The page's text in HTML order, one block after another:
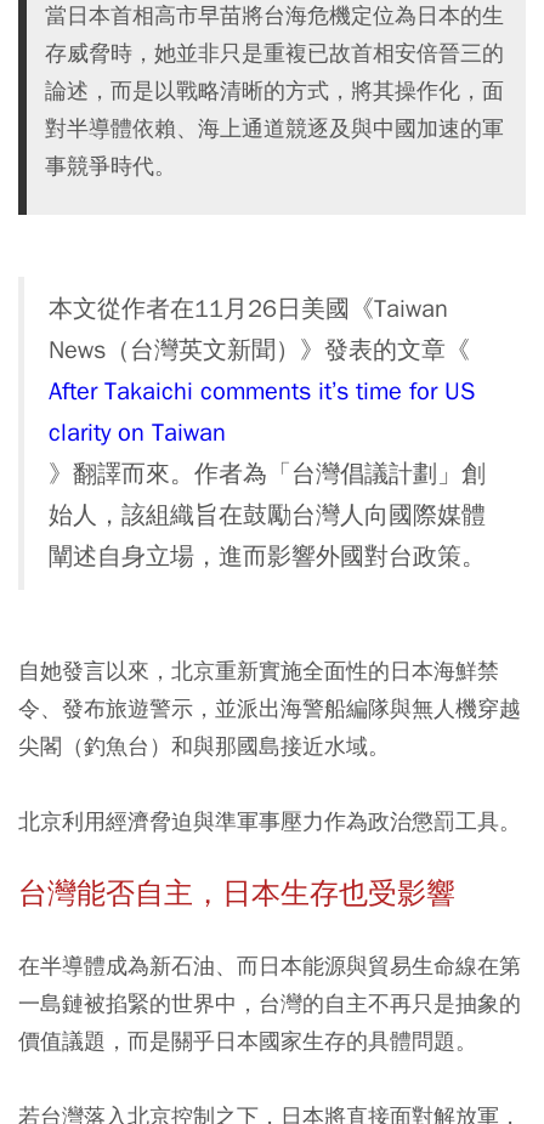
當日本首相高市早苗將台海危機定位為日本的生
存威脅時，她並非只是重複已故首相安倍晉三的
論述，而是以戰略清晰的方式，將其操作化，面
對半導體依賴、海上通道競逐及與中國加速的軍
事競爭時代。
本文從作者在11月26日美國《Taiwan
News（台灣英文新聞）》發表的文章《
After Takaichi comments it’s time for US
clarity on Taiwan
》翻譯而來。作者為「台灣倡議計劃」創
始人，該組織旨在鼓勵台灣人向國際媒體
闡述自身立場，進而影響外國對台政策。
自她發言以來，北京重新實施全面性的日本海鮮禁
令、發布旅遊警示，並派出海警船編隊與無人機穿越
尖閣（釣魚台）和與那國島接近水域。
北京利用經濟脅迫與準軍事壓力作為政治懲罰工具。
台灣能否自主， 日本生存也受影響
在半導體成為新石油、而日本能源與貿易生命線在第
一島鏈被掐緊的世界中，台灣的自主不再只是抽象的
價值議題，而是關乎日本國家生存的具體問題。
若台灣落入北京控制之下，日本將直接面對解放軍，